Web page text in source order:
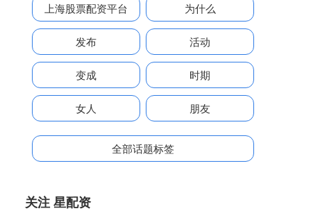
上海股票配资平台 为什么
发布 活动
变成 时期
女人 朋友
全部话题标签
关注 星配资